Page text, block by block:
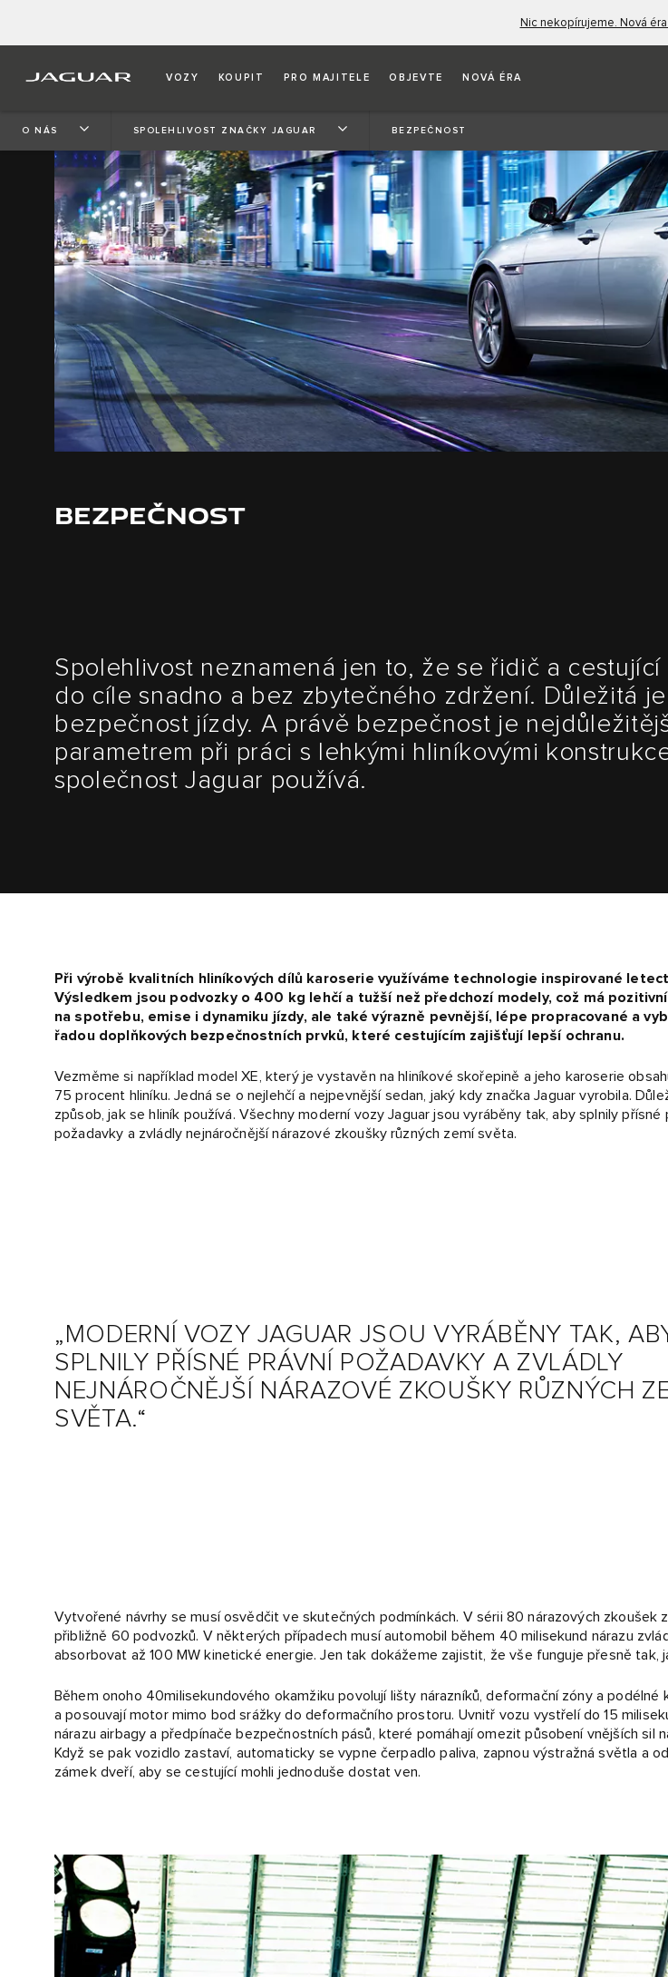
Nic nekopírujeme. Nová éra
VOZY KOUPIT PRO MAJITELE OBJEVTE NOVÁ ÉRA
O NÁS SPOLEHLIVOST ZNAČKY JAGUAR BEZPEČNOST
BEZPEČNOST
Spolehlivost neznamená jen to, že se řidič a cestující
do cíle snadno a bez zbytečného zdržení. Důležitá
bezpečnost jízdy. A právě bezpečnost je
parametrem při práci s lehkými hliníkovými
společnost Jaguar používá.
Při výrobě kvalitních hliníkových dílů karoserie využíváme technologie inspirované
Výsledkem jsou podvozky o 400 kg lehčí a tužší než předchozí modely, což má
na spotřebu, emise i dynamiku jízdy, ale také výrazně pevnější, lépe propracované a
řadou doplňkových bezpečnostních prvků, které cestujícím zajišťují lepší ochranu.
Vezměme si například model XE, který je vystavěn na hliníkové skořepině a jeho karoserie
75 procent hliníku. Jedná se o nejlehčí a nejpevnější sedan, jaký kdy značka Jaguar vyrobila.
způsob, jak se hliník používá. Všechny moderní vozy Jaguar jsou vyráběny tak, aby splnily přísné
požadavky a zvládly nejnáročnější nárazové zkoušky různých zemí světa.
„MODERNÍ VOZY JAGUAR JSOU VYRÁBĚNY TAK,
SPLNILY PŘÍSNÉ PRÁVNÍ POŽADAVKY A ZVLÁDLY
NEJNÁROČNĚJŠÍ NÁRAZOVÉ ZKOUŠKY RŮZNÝCH
SVĚTA.“
Vytvořené návrhy se musí osvědčit ve skutečných podmínkách. V sérii 80 nárazových zkoušek
přibližně 60 podvozků. V některých případech musí automobil během 40 milisekund nárazu
absorbovat až 100 MW kinetické energie. Jen tak dokážeme zajistit, že vše funguje přesně tak,
Během onoho 40milisekundového okamžiku povolují lišty nárazníků, deformační zóny a podélné
a posouvají motor mimo bod srážky do deformačního prostoru. Uvnitř vozu vystřelí do 15
nárazu airbagy a předpínače bezpečnostních pásů, které pomáhají omezit působení vnějších sil
Když se pak vozidlo zastaví, automaticky se vypne čerpadlo paliva, zapnou výstražná světla a
zámek dveří, aby se cestující mohli jednoduše dostat ven.